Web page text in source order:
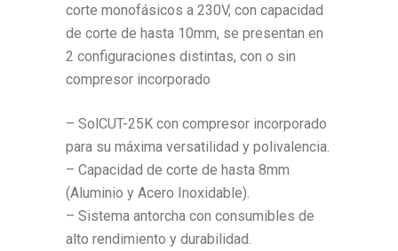
corte monofásicos a 230V, con capacidad
de corte de hasta 10mm, se presentan en
2 configuraciones distintas, con o sin
compresor incorporado
– SolCUT-25K con compresor incorporado
para su máxima versatilidad y polivalencia.
– Capacidad de corte de hasta 8mm
(Aluminio y Acero Inoxidable).
– Sistema antorcha con consumibles de
alto rendimiento y durabilidad.